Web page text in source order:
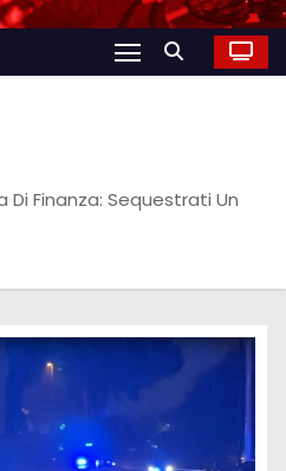
Di Finanza: Sequestrati Un